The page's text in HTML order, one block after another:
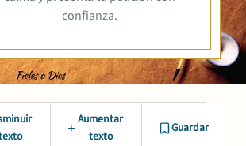
confianza.
Aumentar
texto
Guardar